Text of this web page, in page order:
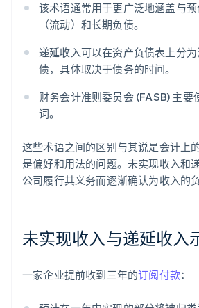
该术语通常用于更广泛地涵盖与
（流动）和长期负债。
递延收入可以在资产负债表上分
债，具体取决于债务的时间。
财务会计准则委员会 (FASB) 主要
词。
这些术语之间的区别与其说是会计上
是偏好和用法的问题。未实现收入和
公司履行其义务而逐渐确认为收入的负
未实现收入与递延收入
一家企业提前收到三年的订阅付款：